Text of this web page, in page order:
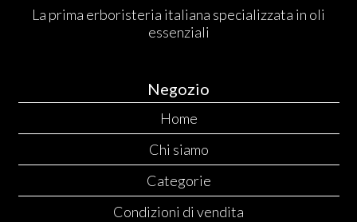
La prima erboristeria italiana specializzata in oli
essenziali
Negozio
Home
Chi siamo
Categorie
Condizioni di vendita